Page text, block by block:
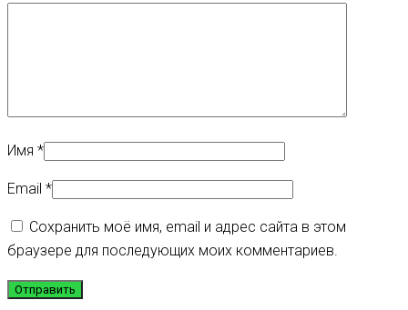
Имя *
Email *
Сохранить моё имя, email и адрес сайта в этом
браузере для последующих моих комментариев.